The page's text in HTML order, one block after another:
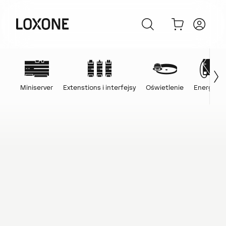
Miniserver Extenstions i interfejsy Oświetlenie Energia